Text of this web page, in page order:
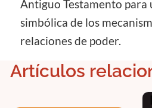
Antiguo Testamento para
simbólica de los
relaciones de poder.
Artículos